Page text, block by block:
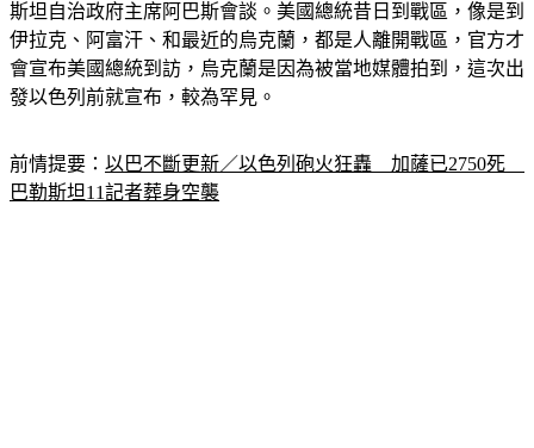
斯坦自治政府主席阿巴斯會談。美國總統昔日到戰區，像是到
伊拉克、阿富汗、和最近的烏克蘭，都是人離開戰區，官方才
會宣布美國總統到訪，烏克蘭是因為被當地媒體拍到，這次出
發以色列前就宣布，較為罕見。
前情提要： 以巴不斷更新／以色列砲火狂轟　加薩已2750死
巴勒斯坦11記者葬身空襲